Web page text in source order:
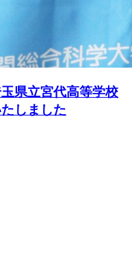
県立宮代高等学校
しました